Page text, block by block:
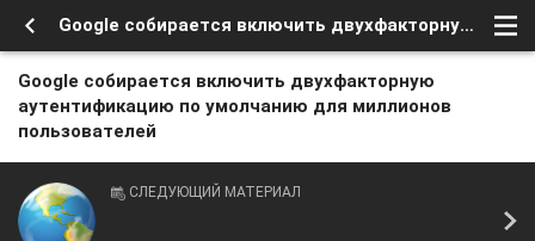
Google собирается включить двухфакторную аутентификацию по умолчанию для миллионов пользователей
Google собирается включить двухфакторную
аутентификацию по умолчанию для миллионов
пользователей
СЛЕДУЮЩИЙ МАТЕРИАЛ